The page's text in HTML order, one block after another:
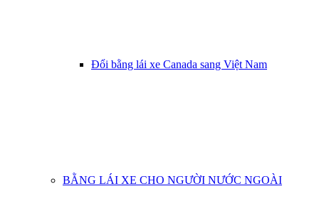
Đổi bằng lái xe Canada sang Việt Nam
BẰNG LÁI XE CHO NGƯỜI NƯỚC NGOÀI